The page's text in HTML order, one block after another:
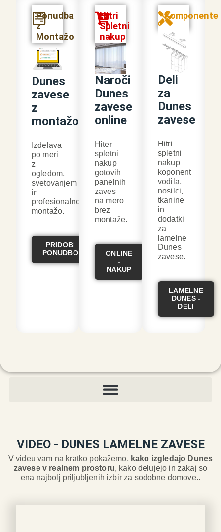
Ponudba
z
Montažo
Dunes
zavese
z
montažo
Izdelava
po meri
z
ogledom,
svetovanjem
in
profesionalno
montažo.
PRIDOBI
PONUDBO
Hitri
Spletni
nakup
Naroči
Dunes
zavese
online
Hiter
spletni
nakup
gotovih
panelnih
zaves
na mero
brez
montaže.
ONLINE
-
NAKUP
Komponente
Deli
za
Dunes
zavese
Hitri
spletni
nakup
koponent
vodila,
nosilci,
tkanine
in
dodatki
za
lamelne
Dunes
zavese.
LAMELNE
DUNES -
DELI
VIDEO - DUNES LAMELNE ZAVESE
V videu vam na kratko pokažemo, kako izgledajo Dunes
zavese v realnem prostoru, kako delujejo in zakaj so
ena najbolj priljubljenih izbir za sodobne domove..